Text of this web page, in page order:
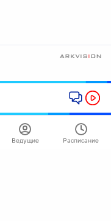
Ведущие Расписание